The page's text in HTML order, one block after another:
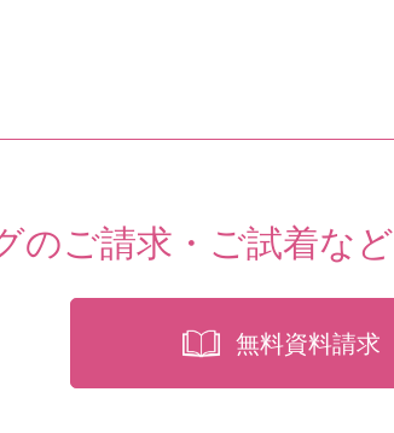
のご請求・ご試着など
無料資料請求